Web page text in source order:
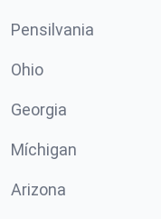
Pensilvania
Ohio
Georgia
Míchigan
Arizona